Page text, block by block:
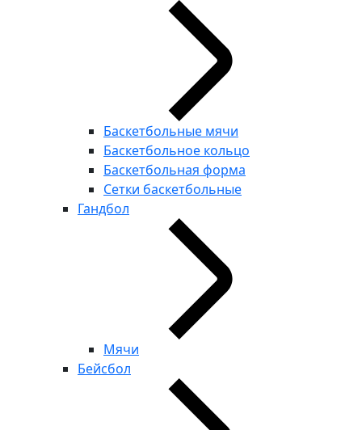
Баскетбольные мячи
Баскетбольное кольцо
Баскетбольная форма
Сетки баскетбольные
Гандбол
Мячи
Бейсбол